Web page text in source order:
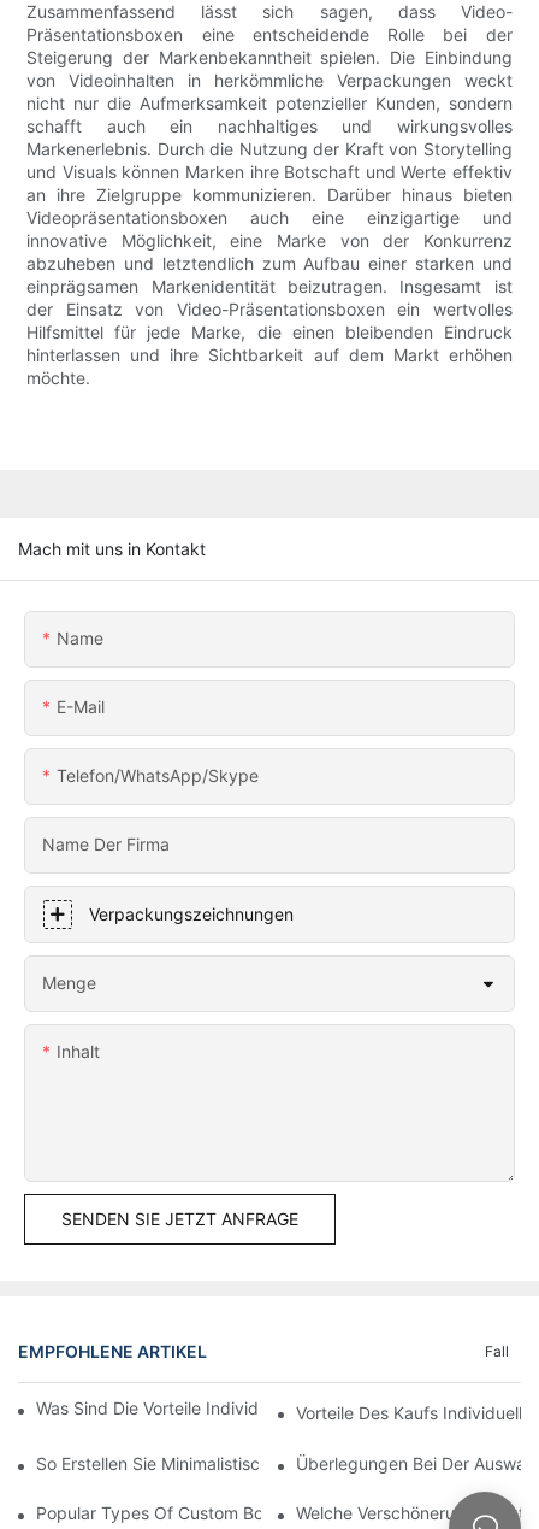
Zusammenfassend lässt sich sagen, dass Video-
Präsentationsboxen eine entscheidende Rolle bei der
Steigerung der Markenbekanntheit spielen. Die Einbindung
von Videoinhalten in herkömmliche Verpackungen weckt
nicht nur die Aufmerksamkeit potenzieller Kunden, sondern
schafft auch ein nachhaltiges und wirkungsvolles
Markenerlebnis. Durch die Nutzung der Kraft von Storytelling
und Visuals können Marken ihre Botschaft und Werte effektiv
an ihre Zielgruppe kommunizieren. Darüber hinaus bieten
Videopräsentationsboxen auch eine einzigartige und
innovative Möglichkeit, eine Marke von der Konkurrenz
abzuheben und letztendlich zum Aufbau einer starken und
einprägsamen Markenidentität beizutragen. Insgesamt ist
der Einsatz von Video-Präsentationsboxen ein wertvolles
Hilfsmittel für jede Marke, die einen bleibenden Eindruck
hinterlassen und ihre Sichtbarkeit auf dem Markt erhöhen
möchte.
Mach mit uns in Kontakt
Name
E-Mail
Telefon/WhatsApp/Skype
Name Der Firma
Verpackungszeichnungen
Menge
Inhalt
SENDEN SIE JETZT ANFRAGE
EMPFOHLENE ARTIKEL Fall
Was Sind Die Vorteile Individuell Bedruckter Displayboxen?
Vorteile Des Kaufs
So Erstellen Sie Minimalistisches Verpackungsdesign
Überlegungen Bei Der
Popular Types Of Custom Boxes Wholesale: Which Type Is
Welche